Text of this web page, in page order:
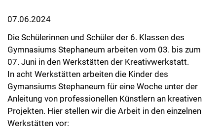
07.06.2024
Die Schülerinnen und Schüler der 6. Klassen des
Gymnasiums Stephaneum arbeiten vom 03. bis zum
07. Juni in den Werkstätten der Kreativwerkstatt.
In acht Werkstätten arbeiten die Kinder des
Gymansiums Stephaneum für eine Woche unter der
Anleitung von professionellen Künstlern an kreativen
Projekten. Hier stellen wir die Arbeit in den einzelnen
Werkstätten vor: